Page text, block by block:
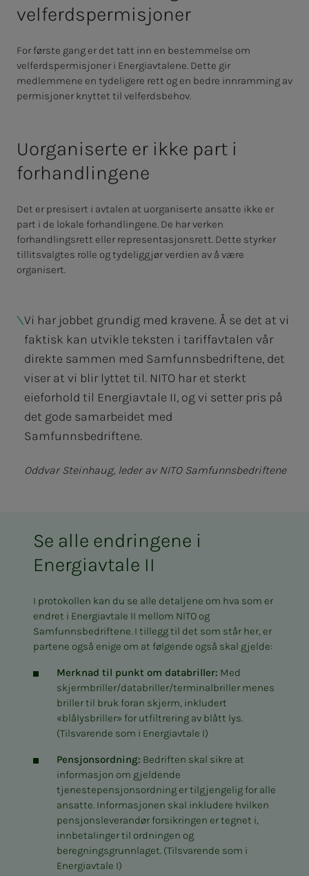
velferdspermisjoner
For første gang er det tatt inn en bestemmelse om
velferdspermisjoner i Energiavtalene. Dette gir
medlemmene en tydeligere rett og en bedre innramming av
permisjoner knyttet til velferdsbehov.
Uorganiserte er ikke part i
forhandlingene
Det er presisert i avtalen at uorganiserte ansatte ikke er
part i de lokale forhandlingene. De har verken
forhandlingsrett eller representasjonsrett. Dette styrker
tillitsvalgtes rolle og tydeliggjør verdien av å være
organisert.
Vi har jobbet grundig med kravene. Å se det at vi
faktisk kan utvikle teksten i tariffavtalen vår
direkte sammen med Samfunnsbedriftene, det
viser at vi blir lyttet til. NITO har et sterkt
eieforhold til Energiavtale II, og vi setter pris på
det gode samarbeidet med
Samfunnsbedriftene.
Oddvar Steinhaug, leder av NITO Samfunnsbedriftene
Se alle endringene i
Energiavtale II
I protokollen kan du se alle detaljene om hva som er
endret i Energiavtale II mellom NITO og
Samfunnsbedriftene. I tillegg til det som står her, er
partene også enige om at følgende også skal gjelde:
Merknad til punkt om databriller: Med
skjermbriller/databriller/terminalbriller menes
briller til bruk foran skjerm, inkludert
«blålysbriller» for utfiltrering av blått lys.
(Tilsvarende som i Energiavtale I)
Pensjonsordning: Bedriften skal sikre at
informasjon om gjeldende
tjenestepensjonsordning er tilgjengelig for alle
ansatte. Informasjonen skal inkludere hvilken
pensjonsleverandør forsikringen er tegnet i,
innbetalinger til ordningen og
beregningsgrunnlaget. (Tilsvarende som i
Energiavtale I)